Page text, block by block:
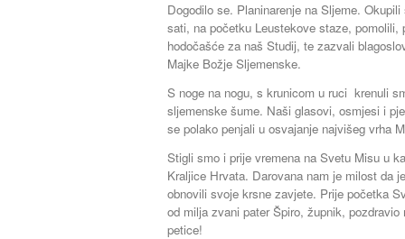
Dogodilo se. Planinarenje na Sljeme.
sati, na početku Leustekove staze, pomolili,
hodočašće za naš Studij, te zazvali
Majke Božje Sljemenske.
S noge na nogu, s krunicom u ruci krenuli
sljemenske šume. Naši glasovi, osmjesi i
se polako penjali u osvajanje najvišeg vrha
Stigli smo i prije vremena na Svetu Misu u
Kraljice Hrvata. Darovana nam je milost da
obnovili svoje krsne zavjete. Prije početka
od milja zvani pater Špiro, župnik,
petice!